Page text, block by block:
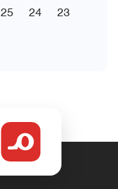
23
24
25